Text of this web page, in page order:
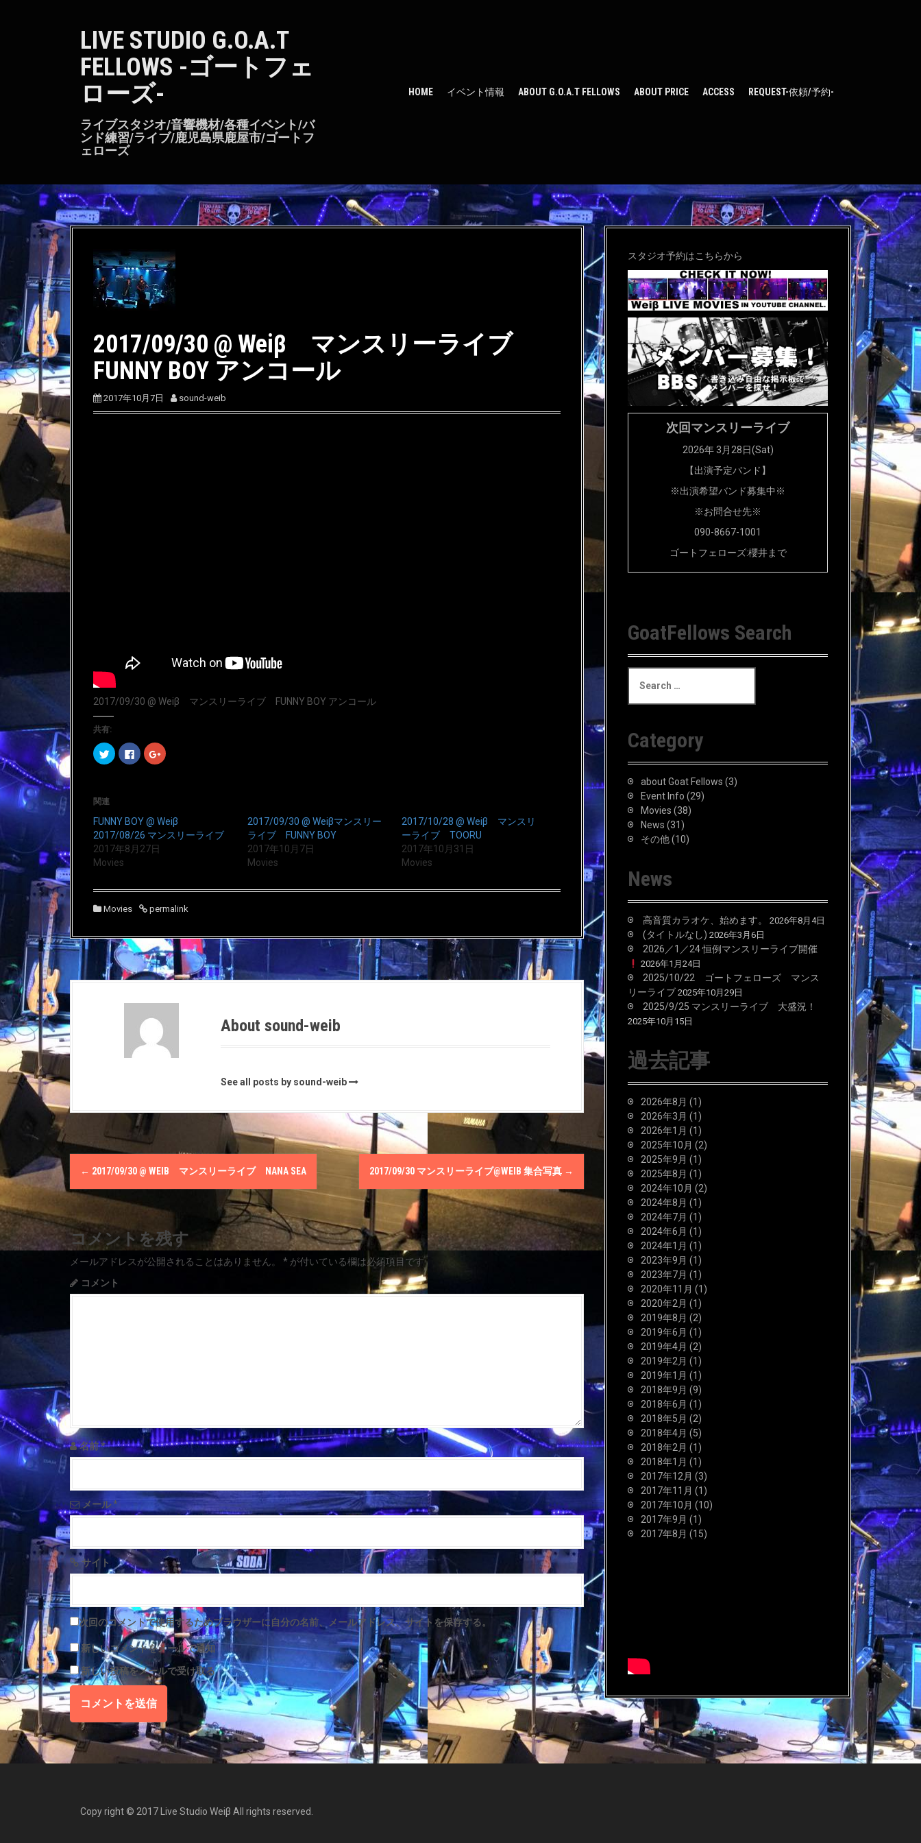
LIVE STUDIO G.O.A.T
FELLOWS -ゴートフェ
ローズ-
ライブスタジオ/音響機材/各種イベント/バ
ンド練習/ライブ/鹿児島県鹿屋市/ゴートフ
ェローズ
HOME イベント情報 ABOUT G.O.A.T FELLOWS ABOUT PRICE ACCESS REQUEST-依頼/予約-
2017/09/30 @ Weiβ マンスリーライブ
FUNNY BOY アンコール
2017年10月7日 sound-weib
2017/09/30 @ Weiβ マンスリーライブ FUNNY BOY アンコール
共有:
ク
リ
i
t
t
e
r
で
共
新
い
ウ
ド
ウ
で
開
き
ま
F
a
で
共
有
す
る
ッ
し
て
さ
い
(
新
し
い
ン
ウ
で
開
き
ク
リ
o
g
l
e
新
い
ウ
ド
ウ
で
開
き
ま
関連
FUNNY BOY @ Weiβ
2017/08/26 マンスリーライブ
2017年8月27日
Movies
2017/09/30 @ Weiβマンスリー
ライブ FUNNY BOY
2017年10月7日
Movies
2017/10/28 @ Weiβ マンスリ
ーライブ TOORU
2017年10月31日
Movies
Movies permalink
About sound-weib
See all posts by sound-weib
P
o
s
t
n
a
v
g
a
t
i
o
n
← 2017/09/30 @ WEIΒ マンスリーライブ NANA SEA 2017/09/30 マンスリーライブ@WEIΒ 集合写真 →
コメントを残す
メールアドレスが公開されることはありません。 * が付いている欄は必須項目です
コメント
名前*
メール*
サイト
次回のコメントで使用するためブラウザーに自分の名前、メールアドレス、サイトを保存する。
新しいコメントをメールで通知
新しい投稿をメールで受け取る
スタジオ予約はこちらから
次回マンスリーライブ
2026年 3月28日(Sat)
【出演予定バンド】
※出演希望バンド募集中※
※お問合せ先※
090-8667-1001
ゴートフェローズ:櫻井まで
GoatFellows Search
a
c
h
f
Category
about Goat Fellows (3)
Event Info (29)
Movies (38)
News (31)
その他(10)
News
高音質カラオケ、始めます。 2026年8月4日
(タイトルなし) 2026年3月6日
2026／1／24 恒例マンスリーライブ開催
2026年1月24日
2025/10/22 ゴートフェローズ マンス
リーライブ 2025年10月29日
2025/9/25 マンスリーライブ 大盛況！
2025年10月15日
過去記事
2026年8月 (1)
2026年3月 (1)
2026年1月 (1)
2025年10月 (2)
2025年9月 (1)
2025年8月 (1)
2024年10月 (2)
2024年8月 (1)
2024年7月 (1)
2024年6月 (1)
2024年1月 (1)
2023年9月 (1)
2023年7月 (1)
2020年11月 (1)
2020年2月 (1)
2019年8月 (2)
2019年6月 (1)
2019年4月 (2)
2019年2月 (1)
2019年1月 (1)
2018年9月 (9)
2018年6月 (1)
2018年5月 (2)
2018年4月 (5)
2018年2月 (1)
2018年1月 (1)
2017年12月 (3)
2017年11月 (1)
2017年10月 (10)
2017年9月 (1)
2017年8月 (15)
Copy right © 2017 Live Studio Weiβ All rights reserved.